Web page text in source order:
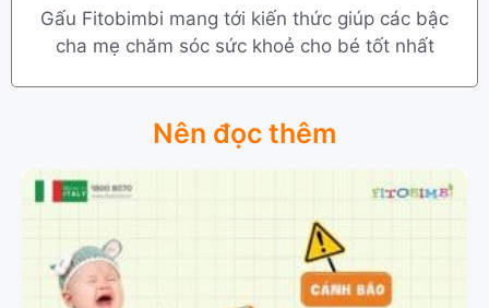
Gấu Fitobimbi mang tới kiến thức giúp các bậc
cha mẹ chăm sóc sức khoẻ cho bé tốt nhất
Nên đọc thêm